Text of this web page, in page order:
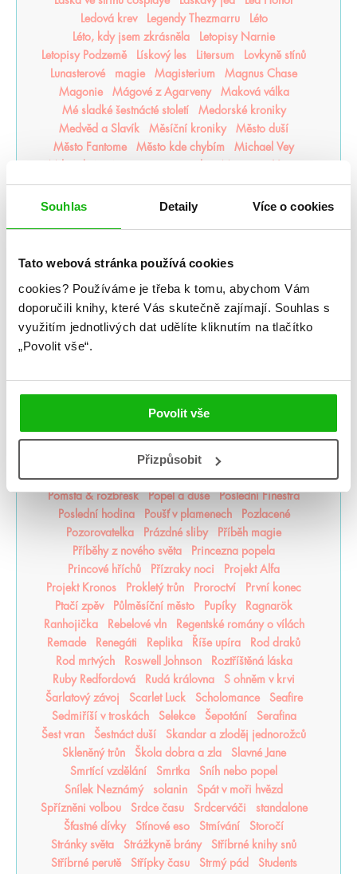
Souhlas Detaily Více o cookies
Tato webová stránka používá cookies
cookies? Používáme je třeba k tomu, abychom Vám
doporučili knihy, které Vás skutečně zajímají. Souhlas s
využitím jednotlivých dat udělíte kliknutím na tlačítko
„Povolit vše“.
Povolit vše
Přizpůsobit
Ledová krev
Legendy Thezmarru
Léto
Léto, kdy jsem zkrásněla
Letopisy Narnie
Letopisy Podzemě
Lískový les Litersum
Lovkyně stínů
Lunasterové
magie Magisterium
Magnus Chase
Magonie
Mágové z Agarveny
Maková válka
Mé sladké šestnácté století
Medorské kroniky
Medvěd a Slavík
Měsíční kroniky
Město duší
Město Fantome
Město kde chybím
Michael Vey
Moře inkoustu a zlata
Moře nálezů a ztrát
Mráz
Mrazení
Můj život s Walterovic kluky
Nástroje smrti
něcosipřej Nedej se
Někdo jako ty
Neřádi Nespoutaný chaos
Never After
Nevítaní
Nezdolná Nikdynoc Nikdyuš
Noční partie
Nocte
Noví alchymisté Nozaki
Nyxia
Odkaz dračích jezdců
Panův tajemný odkaz
Pasažérka
Percy Jackson
Phobos Píseň zimy
Pod štítem magie
pomaláromantika
Pomněnka
Pomsta & rozbřesk
Popel a duše
Poslední Finestra
Poslední hodina
Poušť v plamenech
Pozlacené
Pozorovatelka
Prázdné sliby
Příběh magie
Příběhy z nového světa
Princezna popela
Princové hříchů
Přízraky noci
Projekt Alfa
Projekt Kronos
Prokletý trůn Proroctví
První konec
Ptačí zpěv
Půlměsíční město Pupíky
Ragnarök
Ranhojička
Rebelové vln
Regentské romány o vílách
Remade
Renegáti Replika Říše upíra
Rod draků
Rod mrtvých
Roswell Johnson
Roztříštěná láska
Ruby Redfordová
Rudá královna
S ohněm v krvi
Šarlatový závoj
Scarlet Luck Scholomance
Seafire
Sedmiříší v troskách
Selekce Šepotání
Serafina
Šest vran
Šestnáct duší
Skandar a zloděj jednorožců
Skleněný trůn
Škola dobra a zla
Slavné Jane
Smrtící vzdělání
Smrtka
Sníh nebo popel
Snílek Neznámý
solanin
Spát v moři hvězd
Spřízněni volbou
Srdce času Srdcerváči
standalone
Šťastné dívky
Stínové eso Stmívání
Storočí
Stránky světa
Strážkyně brány
Stříbrné knihy snů
Stříbrné perutě
Střípky času Strmý pád
Students